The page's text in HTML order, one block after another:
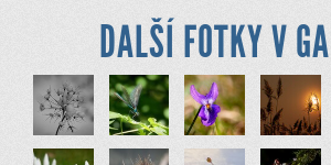
DALŠÍ FOTKY V